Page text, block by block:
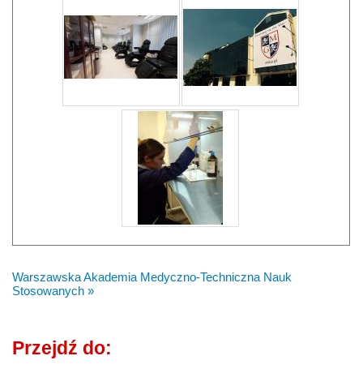
Warszawska Akademia Medyczno-Techniczna Nauk
Stosowanych »
Przejdź do: